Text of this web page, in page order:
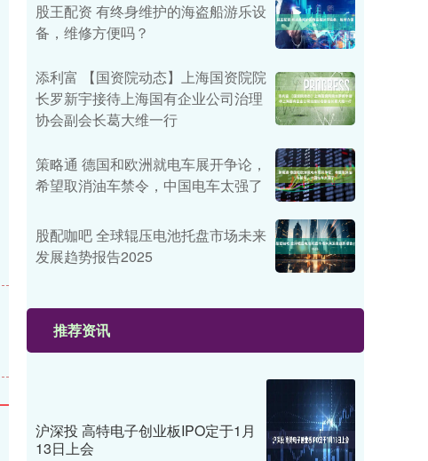
股王配资 有终身维护的海盗船游乐设
备，维修方便吗？
添利富 【国资院动态】上海国资院院
长罗新宇接待上海国有企业公司治理
协会副会长葛大维一行
策略通 德国和欧洲就电车展开争论，
希望取消油车禁令，中国电车太强了
股配咖吧 全球辊压电池托盘市场未来
发展趋势报告2025
推荐资讯
沪深投 高特电子创业板IPO定于1月
13日上会